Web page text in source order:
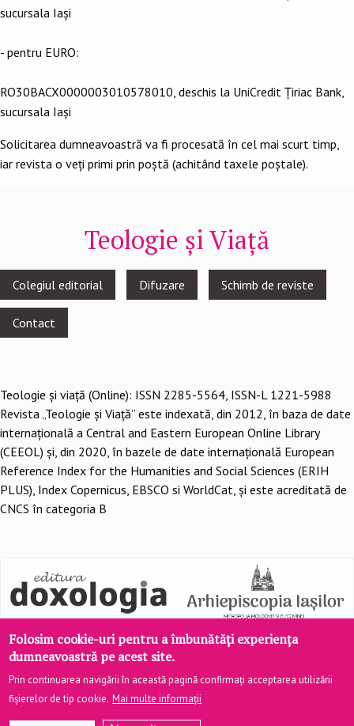
sucursala Iași
- pentru EURO:
RO30BACX0000003010578010, deschis la UniCredit Țiriac Bank,
sucursala Iași
Solicitarea dumneavoastră va fi procesată în cel mai scurt timp,
iar revista o veți primi prin poștă (achitând taxele poștale).
Teologie și Viață
Footer
menu
Colegiul editorial Difuzare Schimb de reviste
Contact
Teologie şi viaţă (Online): ISSN 2285-5564, ISSN-L 1221-5988
Revista „Teologie și Viață” este indexată, din 2012, în baza de date
internațională a Central and Eastern European Online Library
(CEEOL) și, din 2020, în bazele de date internațională European
Reference Index for the Humanities and Social Sciences (ERIH
PLUS), Index Copernicus, EBSCO si WorldCat, și este acreditată de
CNCS în categoria B
Site realizat deDOXOLOGIA MEDIA
teologiesiviata.ro
Folosim cookie-uri pentru a îmbunătăți experiența
dumneavoastră pe acest site.
Prin continuarea navigării în această pagină confirmați acceptarea utilizării
fișierelor de tip cookie. Mai multe informații